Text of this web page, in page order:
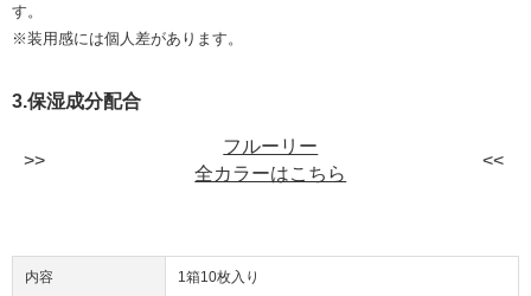
す。
※装用感には個人差があります。
3.保湿成分配合
フルーリー
全カラーはこちら
内容 1箱10枚入り